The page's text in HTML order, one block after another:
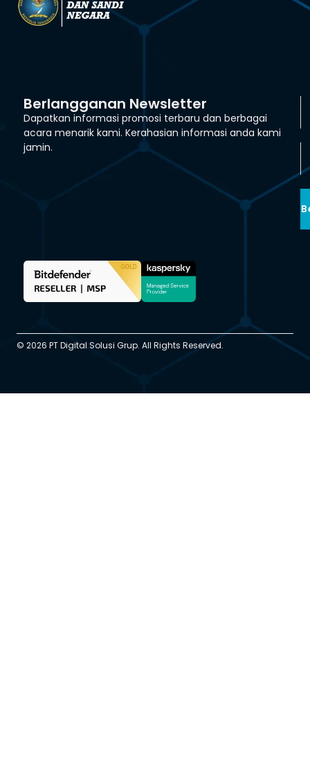
Berlangganan Newsletter
Dapatkan informasi promosi terbaru dan berbagai
acara menarik kami. Kerahasian informasi anda kami
jamin.
© 2026 PT Digital Solusi Grup. All Rights Reserved.